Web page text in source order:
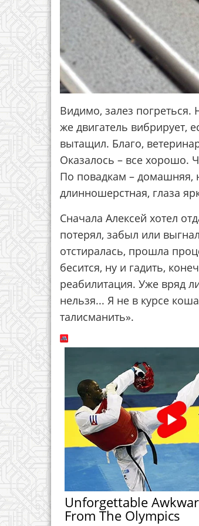
Видимо, залез
же двигатель вибрирует,
вытащил. Благо,
Оказалось – все хорошо.
По повадкам – домашняя,
длинношерстная, глаза
Сначала Алексей хотел
потерял, забыл или
отстиралась, прошла
бесится, ну и гадить,
реабилитация. Уже вряд
нельзя... Я не в курсе
талисманить».
Unforgettable
From The Olympics